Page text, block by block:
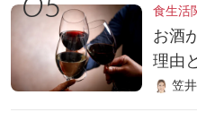
食生活
お酒
理由
笠